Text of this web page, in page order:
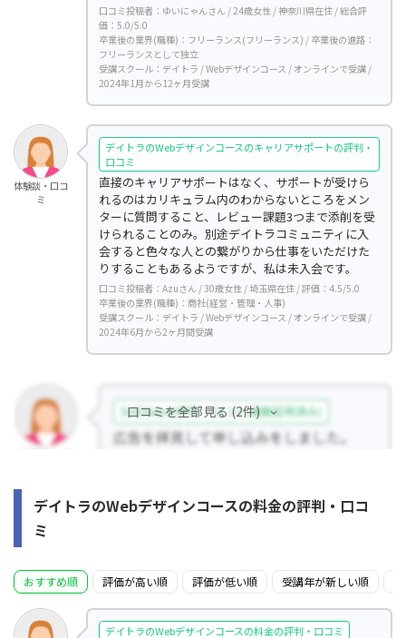
口コミ投稿者：ゆいにゃんさん / 24歳女性 / 神奈川県在住 / 総合評
価：5.0/5.0
卒業後の業界(職種)：フリーランス(フリーランス) / 卒業後の進路：
フリーランスとして独立
受講スクール：デイトラ / Webデザインコース / オンラインで受講 /
2024年1月から12ヶ月受講
体験談・口コ
ミ
デイトラのWebデザインコースのキャリアサポートの評判・
口コミ
直接のキャリアサポートはなく、サポートが受けら
れるのはカリキュラム内のわからないところをメン
ターに質問すること、レビュー課題3つまで添削を受
けられることのみ。別途デイトラコミュニティに入
会すると色々な人との繋がりから仕事をいただけた
りすることもあるようですが、私は未入会です。
口コミ投稿者：Azuさん / 30歳女性 / 埼玉県在住 / 評価：4.5/5.0
卒業後の業界(職種)：商社(経営・管理・人事)
受講スクール：デイトラ / Webデザインコース / オンラインで受講 /
2024年6月から2ヶ月間受講
口コミを全部見る (2件)
デイトラのWebデザインコースの料金の評判・口コ
ミ
おすすめ順 評価が高い順 評価が低い順 受講年が新しい順
デイトラのWebデザインコースの料金の評判・口コミ